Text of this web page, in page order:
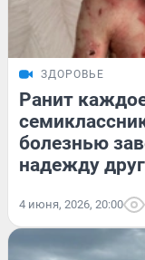
ЗДОРОВЬЕ
Ранит
болезнью
надежду
4 июня, 2026, 20:00